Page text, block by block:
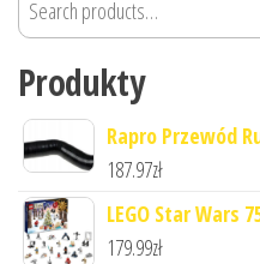
Produkty
Rapro Przewód
187.97zł
LEGO Star Wars
179.99zł